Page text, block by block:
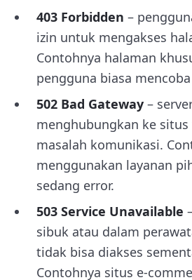
403 Forbidden –
izin untuk mengakses
Contohnya halaman
pengguna biasa
502 Bad Gateway –
menghubungkan ke
masalah komunikasi.
menggunakan layanan
sedang error.
503 Service Unavailable
sibuk atau dalam
tidak bisa diakses
Contohnya situs e-